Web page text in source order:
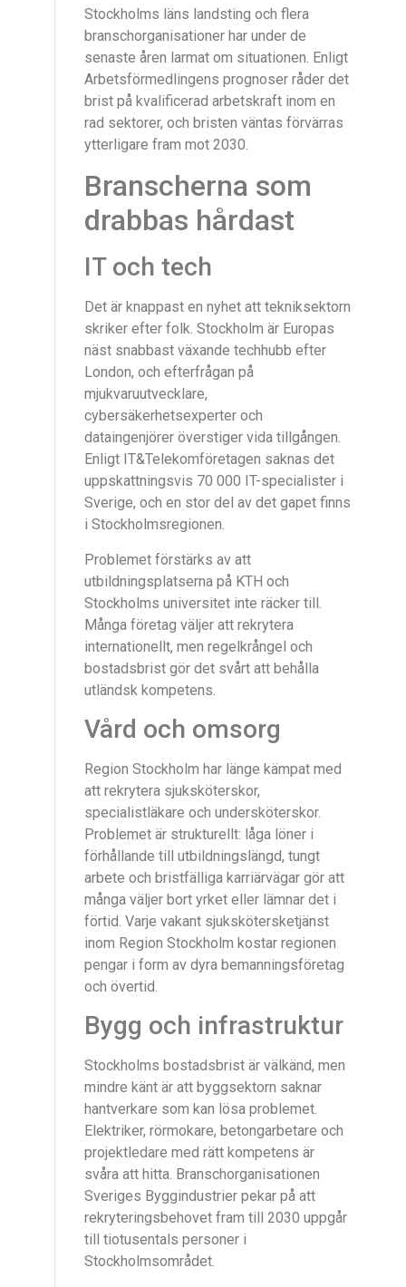
Stockholms läns landsting och flera
branschorganisationer har under de
senaste åren larmat om situationen. Enligt
Arbetsförmedlingens prognoser råder det
brist på kvalificerad arbetskraft inom en
rad sektorer, och bristen väntas förvärras
ytterligare fram mot 2030.
Branscherna som
drabbas hårdast
IT och tech
Det är knappast en nyhet att tekniksektorn
skriker efter folk. Stockholm är Europas
näst snabbast växande techhubb efter
London, och efterfrågan på
mjukvaruutvecklare,
cybersäkerhetsexperter och
dataingenjörer överstiger vida tillgången.
Enligt IT&Telekomföretagen saknas det
uppskattningsvis 70 000 IT-specialister i
Sverige, och en stor del av det gapet finns
i Stockholmsregionen.
Problemet förstärks av att
utbildningsplatserna på KTH och
Stockholms universitet inte räcker till.
Många företag väljer att rekrytera
internationellt, men regelkrångel och
bostadsbrist gör det svårt att behålla
utländsk kompetens.
Vård och omsorg
Region Stockholm har länge kämpat med
att rekrytera sjuksköterskor,
specialistläkare och undersköterskor.
Problemet är strukturellt: låga löner i
förhållande till utbildningslängd, tungt
arbete och bristfälliga karriärvägar gör att
många väljer bort yrket eller lämnar det i
förtid. Varje vakant sjukskötersketjänst
inom Region Stockholm kostar regionen
pengar i form av dyra bemanningsföretag
och övertid.
Bygg och infrastruktur
Stockholms bostadsbrist är välkänd, men
mindre känt är att byggsektorn saknar
hantverkare som kan lösa problemet.
Elektriker, rörmokare, betongarbetare och
projektledare med rätt kompetens är
svåra att hitta. Branschorganisationen
Sveriges Byggindustrier pekar på att
rekryteringsbehovet fram till 2030 uppgår
till tiotusentals personer i
Stockholmsområdet.